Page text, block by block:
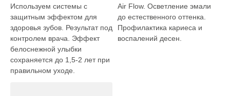
Используем системы с
защитным эффектом для
здоровья зубов. Результат под
контролем врача. Эффект
белоснежной улыбки
сохраняется до 1,5-2 лет при
правильном уходе.
Air Flow. Осветление эмали
до естественного оттенка.
Профилактика кариеса и
воспалений десен.